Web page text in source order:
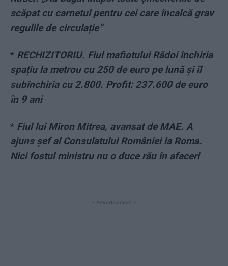
scăpat cu carnetul pentru cei care încalcă grav
regulile de circulație”
* RECHIZITORIU. Fiul mafiotului Rădoi închiria
spațiu la metrou cu 250 de euro pe lună și îl
subînchiria cu 2.800. Profit: 237.600 de euro
în 9 ani
* Fiul lui Miron Mitrea, avansat de MAE. A
ajuns șef al Consulatului României la Roma.
Nici fostul ministru nu o duce rău în afaceri
- Advertisement -